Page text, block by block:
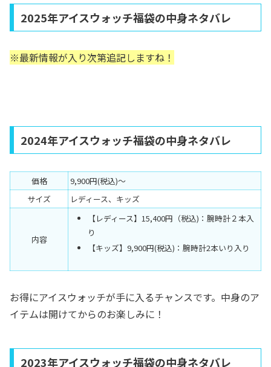
2025年アイスウォッチ福袋の中身ネタバレ
※最新情報が入り次第追記しますね！
2024年アイスウォッチ福袋の中身ネタバレ
価格
9,900円(税込)〜
サイズ
レディース、キッズ
内容
【レディース】15,400円（税込)：腕時計２本入
り
【キッズ】9,900円(税込)：腕時計2本いり入り
お得にアイスウォッチが手に入るチャンスです。中身のア
イテムは開けてからのお楽しみに！
2023年アイスウォッチ福袋の中身ネタバレ